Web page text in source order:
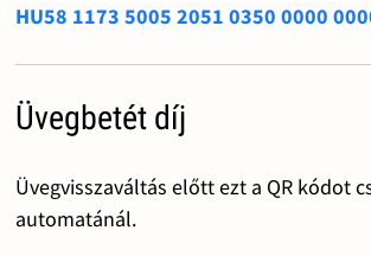
HU58 1173 5005 2051 0350 0000
Üvegbetét díj
Üvegvisszaváltás előtt ezt a QR kódot
automatánál.